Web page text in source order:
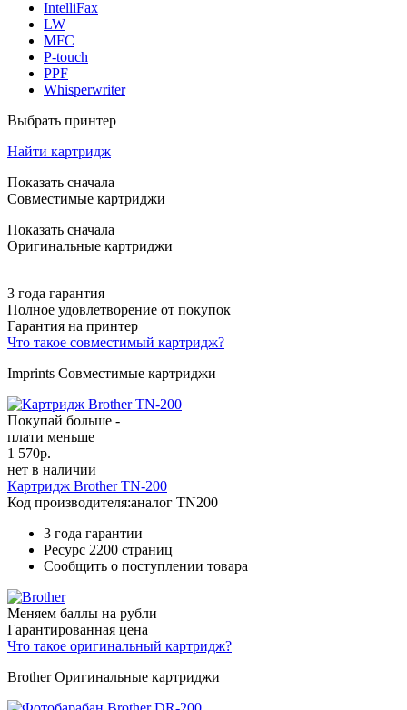
IntelliFax
LW
MFC
P-touch
PPF
Whisperwriter
Выбрать принтер
Найти картридж
Показать сначала
Совместимые картриджи
Показать сначала
Оригинальные картриджи
3 года гарантия
Полное удовлетворение от покупок
Гарантия на принтер
Что такое совместимый картридж?
Imprints Совместимые картриджи
Покупай больше -
плати меньше
1 570р.
нет в наличии
Картридж Brother TN-200
Код производителя:аналог TN200
3 года гарантии
Ресурс 2200 страниц
Сообщить о поступлении товара
Меняем баллы на рубли
Гарантированная цена
Что такое оригинальный картридж?
Brother Оригинальные картриджи